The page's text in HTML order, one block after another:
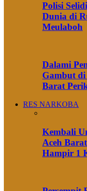
Polisi
Dunia di
Meulaboh
Dalami
Gambut di
Barat
RES NARKOBA
Kembali
Aceh
Hampir 1